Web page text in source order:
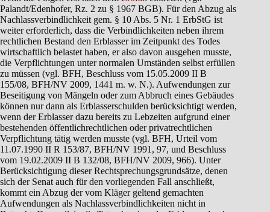
Palandt/Edenhofer, Rz. 2 zu § 1967 BGB). Für den Abzug als
Nachlassverbindlichkeit gem. § 10 Abs. 5 Nr. 1 ErbStG ist
weiter erforderlich, dass die Verbindlichkeiten neben ihrem
rechtlichen Bestand den Erblasser im Zeitpunkt des Todes
wirtschaftlich belastet haben, er also davon ausgehen musste,
die Verpflichtungen unter normalen Umständen selbst erfüllen
zu müssen (vgl. BFH, Beschluss vom 15.05.2009 II B
155/08, BFH/NV 2009, 1441 m. w. N.). Aufwendungen zur
Beseitigung von Mängeln oder zum Abbruch eines Gebäudes
können nur dann als Erblasserschulden berücksichtigt werden,
wenn der Erblasser dazu bereits zu Lebzeiten aufgrund einer
bestehenden öffentlichrechtlichen oder privatrechtlichen
Verpflichtung tätig werden musste (vgl. BFH, Urteil vom
11.07.1990 II R 153/87, BFH/NV 1991, 97, und Beschluss
vom 19.02.2009 II B 132/08, BFH/NV 2009, 966). Unter
Berücksichtigung dieser Rechtsprechungsgrundsätze, denen
sich der Senat auch für den vorliegenden Fall anschließt,
kommt ein Abzug der vom Kläger geltend gemachten
Aufwendungen als Nachlassverbindlichkeiten nicht in